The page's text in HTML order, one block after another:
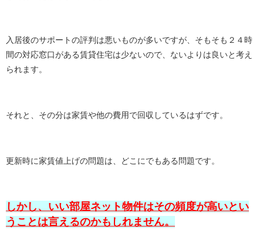
入居後のサポートの評判は悪いものが多いですが、そもそも２４時
間の対応窓口がある賃貸住宅は少ないので、ないよりは良いと考え
られます。
それと、その分は家賃や他の費用で回収しているはずです。
更新時に家賃値上げの問題は、どこにでもある問題です。
しかし、いい部屋ネット物件はその頻度が高いとい
うことは言えるのかもしれません。